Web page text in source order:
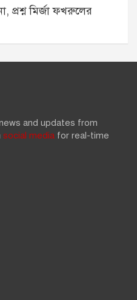
প্রশ্ন মির্জা ফখরুলের
and updates from
social media for real-time